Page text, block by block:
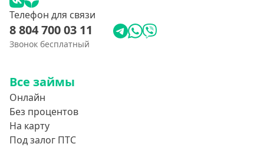
А-Деньги
Аполлон займ
Веб-Займ
Доброзайм
Деньги на карту мгновенно
Телефон для связи
8 804 700 03 11
Звонок бесплатный
Все займы
Онлайн
Без процентов
На карту
Под залог ПТС